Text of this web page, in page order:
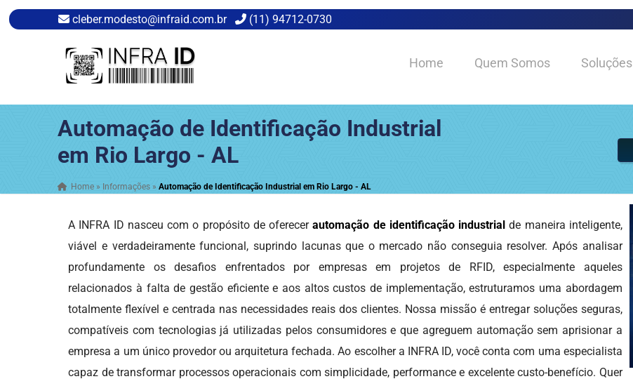
cleber.modesto@infraid.com.br (11) 94712-0730
Home Quem Somos Soluções
Automação de Identificação Industrial
em Rio Largo - AL
Home » Informações »Automação de Identificação Industrial em Rio Largo - AL
A INFRA ID nasceu com o propósito de oferecerautomação de identificação industrial de maneira inteligente,
viável e verdadeiramente funcional, suprindo lacunas que o mercado não conseguia resolver. Após analisar
profundamente os desafios enfrentados por empresas em projetos de RFID, especialmente aqueles
relacionados à falta de gestão eficiente e aos altos custos de implementação, estruturamos uma abordagem
totalmente flexível e centrada nas necessidades reais dos clientes. Nossa missão é entregar soluções seguras,
compatíveis com tecnologias já utilizadas pelos consumidores e que agreguem automação sem aprisionar a
empresa a um único provedor ou arquitetura fechada. Ao escolher a INFRA ID, você conta com uma especialista
capaz de transformar processos operacionais com simplicidade, performance e excelente custo-benefício. Quer